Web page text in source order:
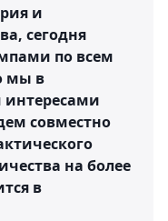
и
сегодня
по всем
мы в
интересами
совместно
на более
в